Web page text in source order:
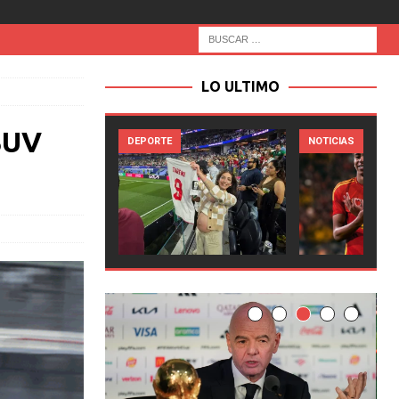
LO ULTIMO
NOTICIAS NOTICIAS